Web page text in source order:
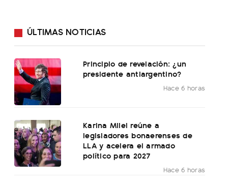
ÚLTIMAS NOTICIAS
Principio de revelación: ¿un
presidente antiargentino?
Hace 6 horas
Karina Milei reúne a
legisladores bonaerenses de
LLA y acelera el armado
político para 2027
Hace 6 horas